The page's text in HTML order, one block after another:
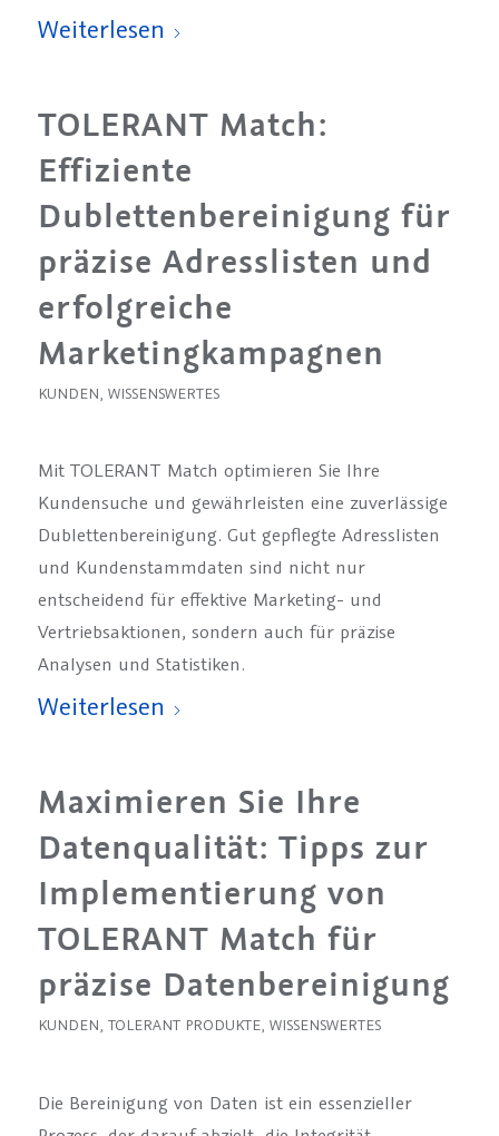
Weiterlesen
TOLERANT Match:
Effiziente
Dublettenbereinigung für
präzise Adresslisten und
erfolgreiche
Marketingkampagnen
KUNDEN, WISSENSWERTES
Mit TOLERANT Match optimieren Sie Ihre
Kundensuche und gewährleisten eine zuverlässige
Dublettenbereinigung. Gut gepflegte Adresslisten
und Kundenstammdaten sind nicht nur
entscheidend für effektive Marketing- und
Vertriebsaktionen, sondern auch für präzise
Analysen und Statistiken.
Weiterlesen
Maximieren Sie Ihre
Datenqualität: Tipps zur
Implementierung von
TOLERANT Match für
präzise Datenbereinigung
KUNDEN, TOLERANT PRODUKTE, WISSENSWERTES
Die Bereinigung von Daten ist ein essenzieller